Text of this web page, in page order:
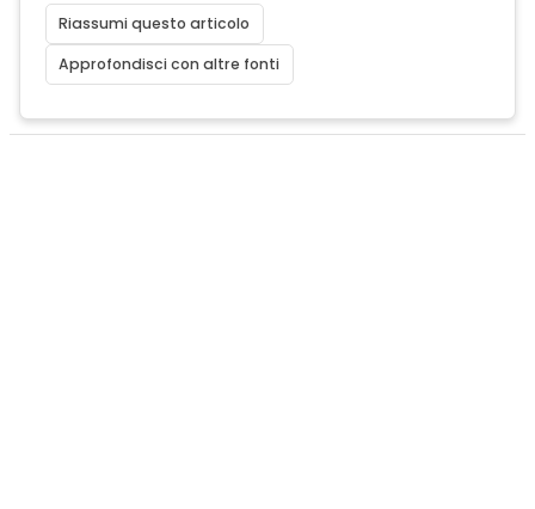
Riassumi questo articolo
Approfondisci con altre fonti